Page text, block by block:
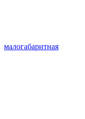
малогабаритная